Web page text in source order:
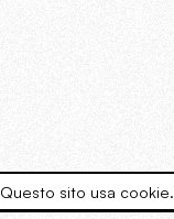
Questo sito usa cookie.